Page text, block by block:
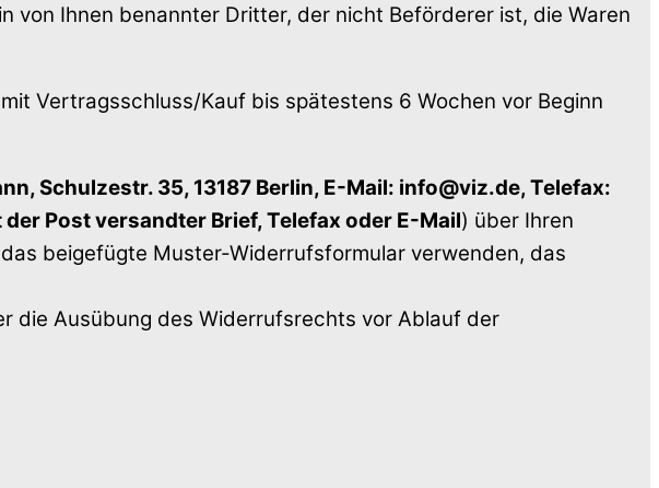
von Ihnen benannter Dritter, der nicht Beförderer ist, die Waren
Vertragsschluss/Kauf bis spätestens 6 Wochen vor Beginn
Schulzestr. 35, 13187 Berlin, E-Mail: info@viz.de, Telefax:
der Post versandter Brief, Telefax oder E-Mail) über Ihren
beigefügte Muster-Widerrufsformular verwenden, das
die Ausübung des Widerrufsrechts vor Ablauf der